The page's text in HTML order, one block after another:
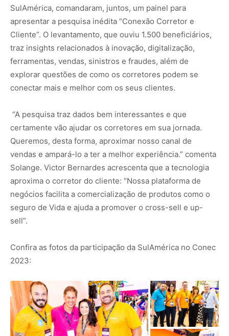
SulAmérica, comandaram, juntos, um painel para
apresentar a pesquisa inédita “Conexão Corretor e
Cliente”. O levantamento, que ouviu 1.500 beneficiários,
traz insights relacionados à inovação, digitalização,
ferramentas, vendas, sinistros e fraudes, além de
explorar questões de como os corretores podem se
conectar mais e melhor com os seus clientes.
“A pesquisa traz dados bem interessantes e que
certamente vão ajudar os corretores em sua jornada.
Queremos, desta forma, aproximar nosso canal de
vendas e ampará-lo a ter a melhor experiência.” comenta
Solange. Victor Bernardes acrescenta que a tecnologia
aproxima o corretor do cliente: “Nossa plataforma de
negócios facilita a comercialização de produtos como o
seguro de Vida e ajuda a promover o cross-sell e up-
sell”.
Confira as fotos da participação da SulAmérica no Conec
2023: